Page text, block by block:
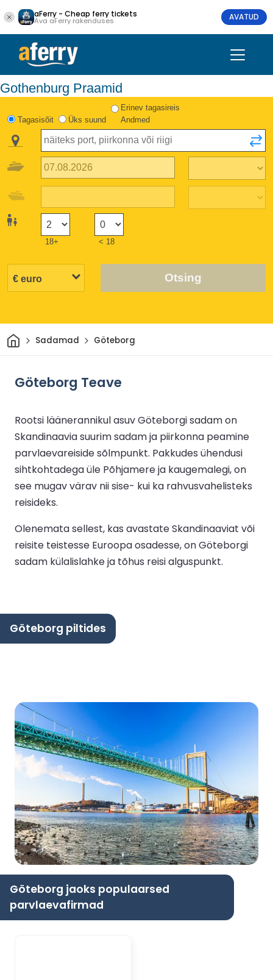
aFerry - Cheap ferry tickets
Ava aFerry rakenduses AVATUD
Gothenburg Praamid
Tagasisõit Üks suund
Erinev tagasireis
Andmed
18+ < 18
Otsing
Avaleht
Sadamad Göteborg
Göteborg Teave
Rootsi läänerannikul asuv Göteborgi sadam on
Skandinaavia suurim sadam ja piirkonna peamine
parvlaevareiside sõlmpunkt. Pakkudes ühendusi
sihtkohtadega üle Põhjamere ja kaugemalegi, on
see mugav värav nii sise- kui ka rahvusvahelisteks
reisideks.
Olenemata sellest, kas avastate Skandinaaviat või
reisite teistesse Euroopa osadesse, on Göteborgi
sadam külalislahke ja tõhus reisi alguspunkt.
Göteborg piltides
Göteborg jaoks populaarsed
parvlaevafirmad